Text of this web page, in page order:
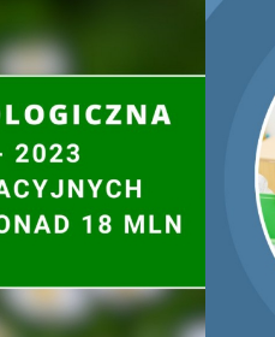
zgodne z ideą „sadzonka
w całej Polsce. W
drzew. Przedsięwzięcie
Prezesa Rady
uwagi na związek